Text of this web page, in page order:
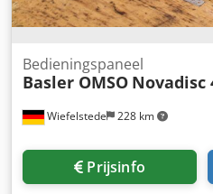
Wiefelstede 228 km
Bedieningspaneel
Basler OMSO Novadisc
Prijsinfo